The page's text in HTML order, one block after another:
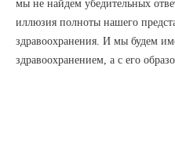
мы не найдем убедительных
иллюзия полноты нашего
здравоохранения. И мы будем
здравоохранением, а с его